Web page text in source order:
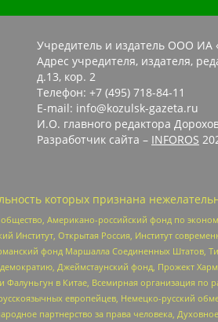
Учредитель и издатель ООО ИА
Адрес учредителя, издателя,
д.13, кор. 2
Телефон: +7 (495) 718-84-11
E-mail: info@kozulsk-gazeta.ru
И.О. главного редактора
Разработчик сайта – INFOROS
которых признана
Американо-российский фонд по
Институт, Открытая Россия, Институт
фонд Маршалла Соединенных Штатов,
Джеймстаунский фонд, Прожект
в Китае, Всемирная организация по
европейцев, Немецко-русский
партнерство за права человека, Духовное